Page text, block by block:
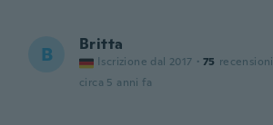
B Britta
Iscrizione dal 2017 · 75 recensioni
circa 5 anni fa